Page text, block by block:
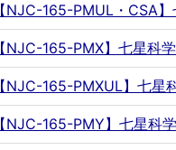
【NJC-165-PMUL・CSA
【NJC-165-PMX】七星科
【NJC-165-PMXUL】七星
【NJC-165-PMY】七星科